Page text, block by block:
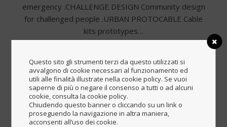
emergency .CHALLENGE DESIGN Community design
for challenged people .URBAN PROTOCABLE Cable
kits prototypes…
Lab
Questo sito gli strumenti terzi da questo utilizzati si
avvalgono di cookie necessari al funzionamento ed
utili alle finalità illustrate nella cookie policy. Se vuoi
saperne di più o negare il consenso a tutti o ad alcuni
cookie, consulta la cookie policy.
Chiudendo questo banner o cliccando su un link o
proseguendo la navigazione in altra maniera,
acconsenti all’uso dei cookie.